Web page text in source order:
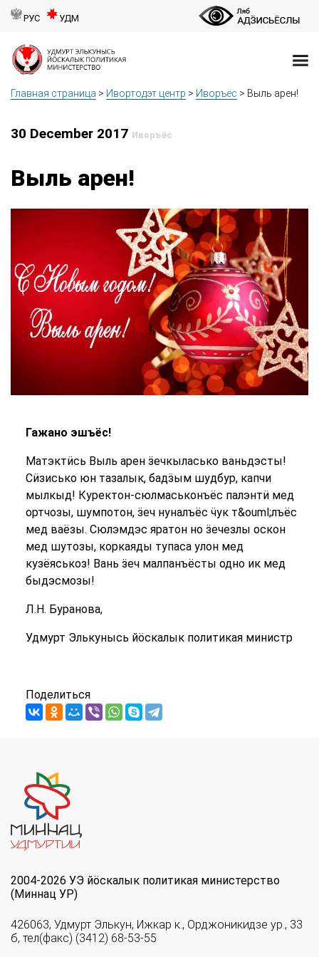
РУС УДМ
Главная страница > Ивортодэт центр > Иворъёс > Выль арен!
30 December 2017 Иворъёс
Выль арен!
Гажано эшъёс!
Матэктӥсь Выль арен ӟечкыласько ваньдэсты!
Сӥзисько юн тазалык, бадӟым шудбур, капчи
мылкыд! Куректон-сюлмаськонъёс палэнтӥ мед
ортчозы, шумпотон, ӟеч нуналъёс ӵук т&ouml;лъёс
мед ваёзы. Сюлэмдэс яратон но ӟечезлы оскон
мед шутозы, коркаяды тупаса улон мед
кузёяськоз! Вань ӟеч малпанъёсты одно ик мед
быдэсмозы!
Л.Н. Буранова,
Удмурт Элькунысь йӧскалык политикая министр
Поделиться
2004-2026 УЭ йöскалык политикая министерство
(Миннац УР)
426063, Удмурт Элькун, Ижкар к., Орджоникидзе ур., 33
б, тел(факс) (3412) 68-53-55